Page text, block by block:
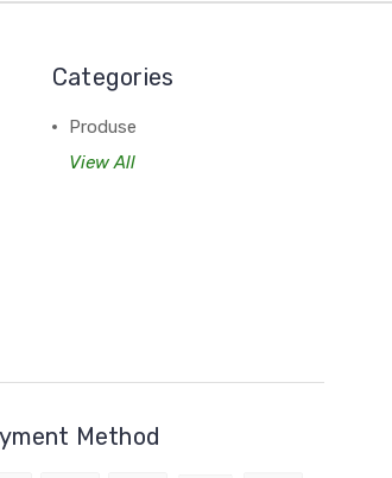
Categories
Produse
View All
Method